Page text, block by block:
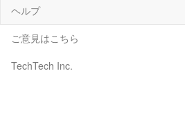
ヘルプ
ご意見はこちら
TechTech Inc.